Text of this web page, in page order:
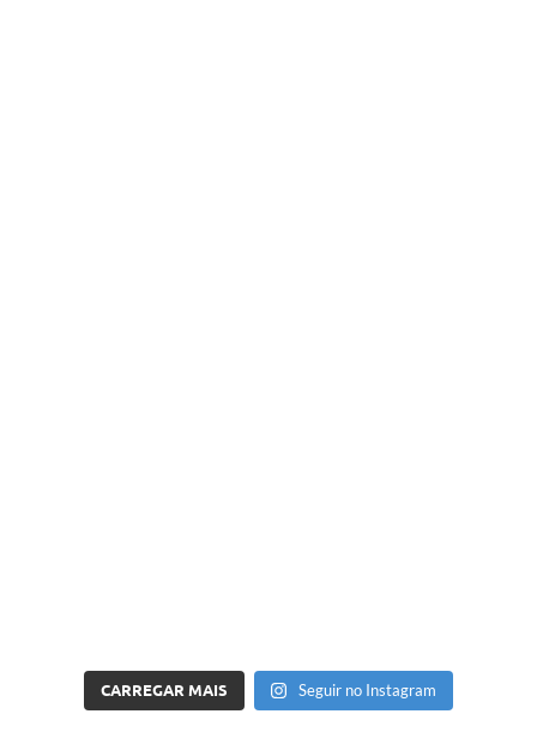
CARREGAR MAIS Seguir no Instagram